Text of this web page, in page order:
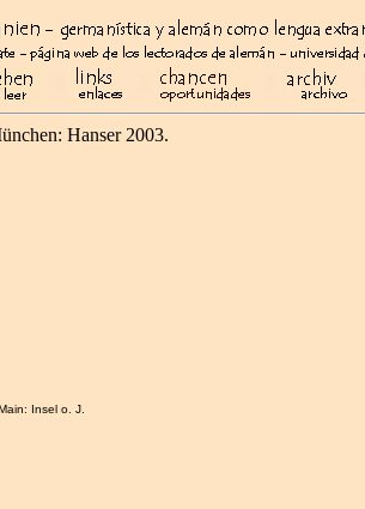
Hanser 2003.
Insel o. J.